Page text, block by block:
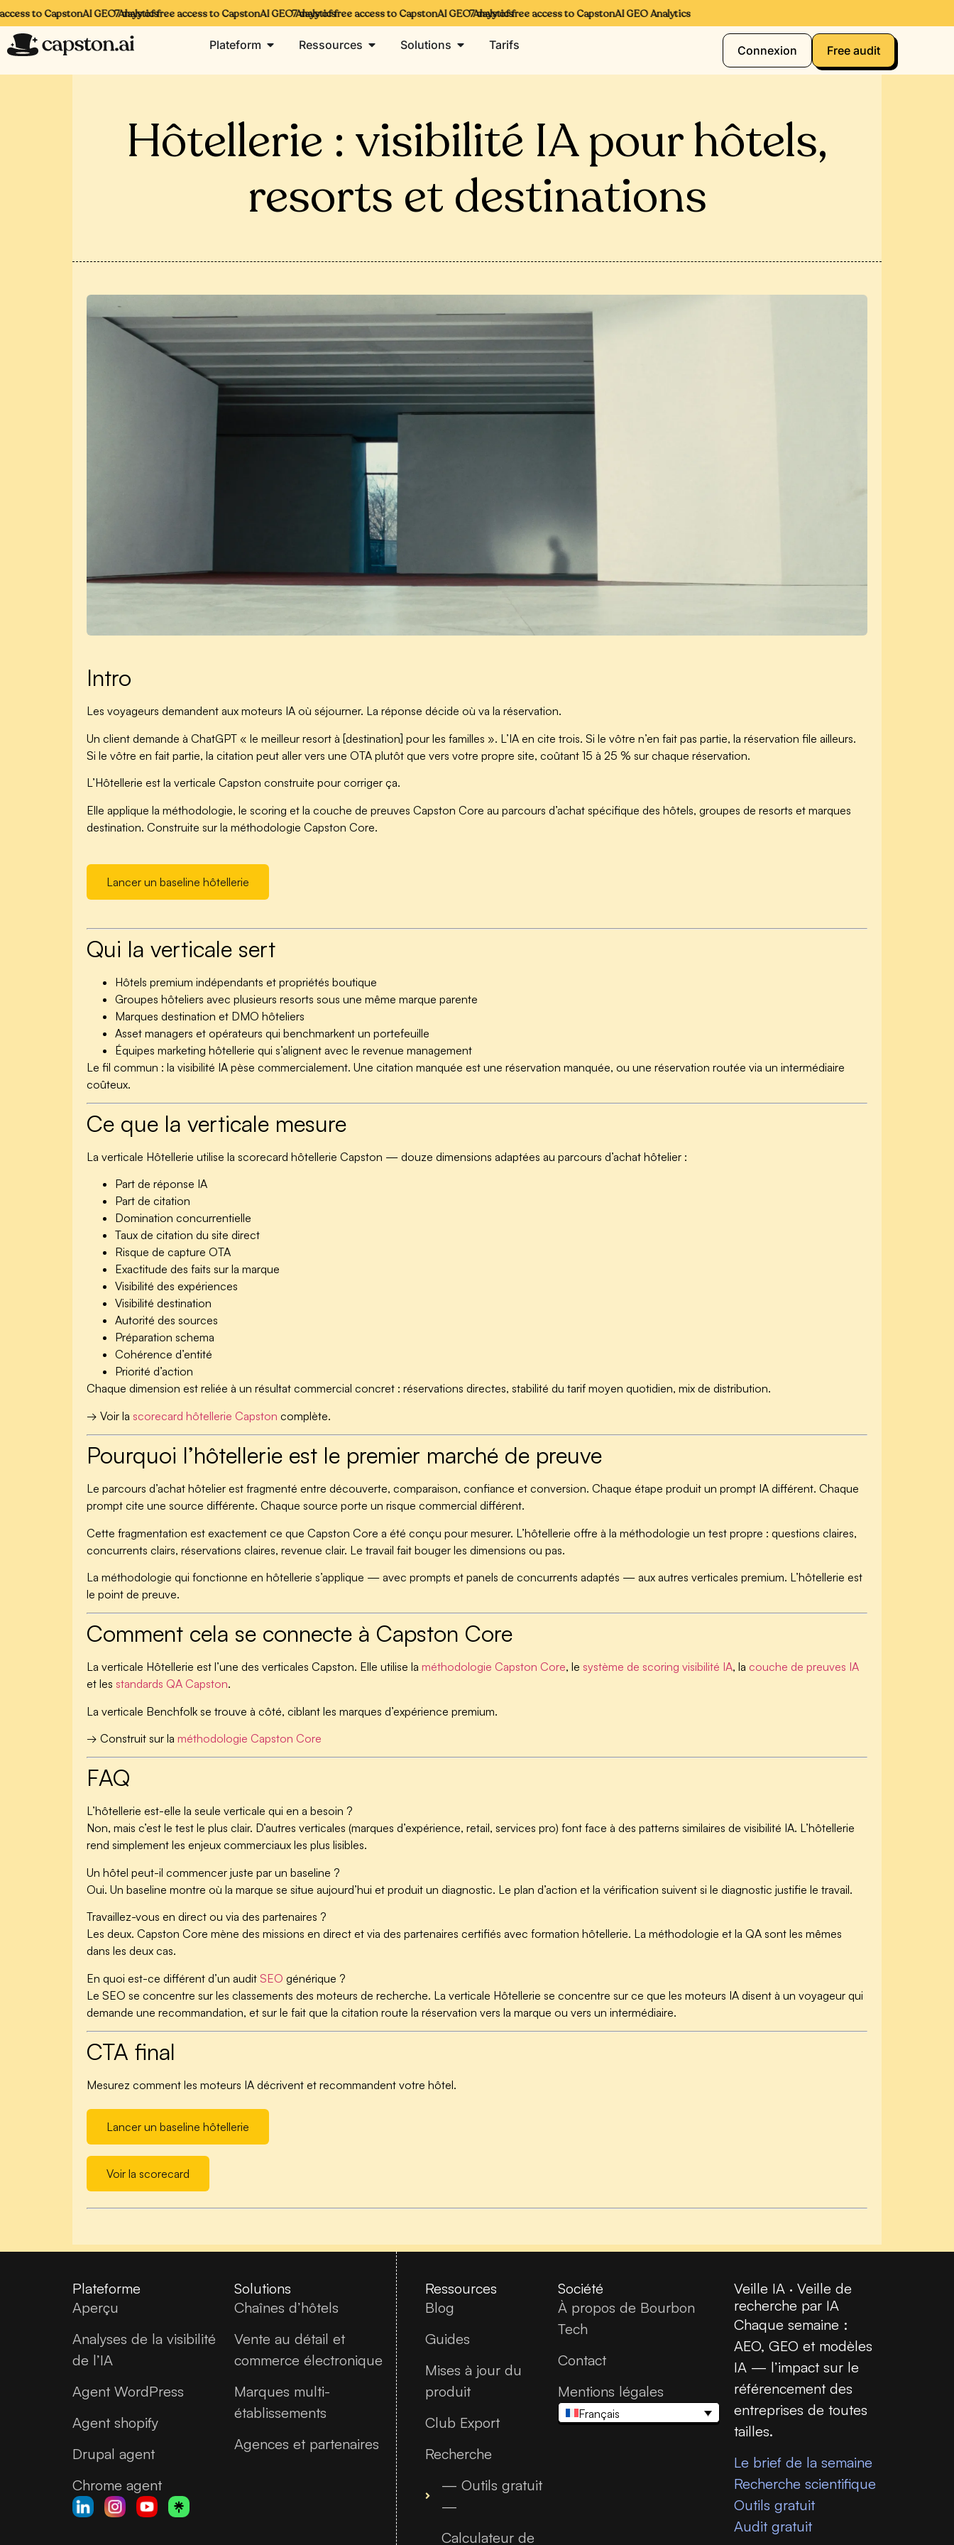
to CapstonAI GEO Analytics7 days of free access to CapstonAI GEO Analytics7 days of free access to CapstonAI GEO Analytics7 days of free access to CapstonAI GEO Analytics
Plateform Ressources Solutions Tarifs Connexion Free audit
Hôtellerie : visibilité IA pour hôtels,
resorts et destinations
Intro
Les voyageurs demandent aux moteurs IA où séjourner. La réponse décide où va la réservation.
Un client demande à ChatGPT « le meilleur resort à [destination] pour les familles ». L’IA en cite trois. Si le vôtre n’en fait pas partie, la réservation file ailleurs.
Si le vôtre en fait partie, la citation peut aller vers une OTA plutôt que vers votre propre site, coûtant 15 à 25 % sur chaque réservation.
L’Hôtellerie est la verticale Capston construite pour corriger ça.
Elle applique la méthodologie, le scoring et la couche de preuves Capston Core au parcours d’achat spécifique des hôtels, groupes de resorts et marques
destination. Construite sur la méthodologie Capston Core.
Lancer un baseline hôtellerie
Qui la verticale sert
Hôtels premium indépendants et propriétés boutique
Groupes hôteliers avec plusieurs resorts sous une même marque parente
Marques destination et DMO hôteliers
Asset managers et opérateurs qui benchmarkent un portefeuille
Équipes marketing hôtellerie qui s’alignent avec le revenue management
Le fil commun : la visibilité IA pèse commercialement. Une citation manquée est une réservation manquée, ou une réservation routée via un intermédiaire
coûteux.
Ce que la verticale mesure
La verticale Hôtellerie utilise la scorecard hôtellerie Capston — douze dimensions adaptées au parcours d’achat hôtelier :
Part de réponse IA
Part de citation
Domination concurrentielle
Taux de citation du site direct
Risque de capture OTA
Exactitude des faits sur la marque
Visibilité des expériences
Visibilité destination
Autorité des sources
Préparation schema
Cohérence d’entité
Priorité d’action
Chaque dimension est reliée à un résultat commercial concret : réservations directes, stabilité du tarif moyen quotidien, mix de distribution.
→ Voir la scorecard hôtellerie Capston complète.
Pourquoi l’hôtellerie est le premier marché de preuve
Le parcours d’achat hôtelier est fragmenté entre découverte, comparaison, confiance et conversion. Chaque étape produit un prompt IA différent. Chaque
prompt cite une source différente. Chaque source porte un risque commercial différent.
Cette fragmentation est exactement ce que Capston Core a été conçu pour mesurer. L’hôtellerie offre à la méthodologie un test propre : questions claires,
concurrents clairs, réservations claires, revenue clair. Le travail fait bouger les dimensions ou pas.
La méthodologie qui fonctionne en hôtellerie s’applique — avec prompts et panels de concurrents adaptés — aux autres verticales premium. L’hôtellerie est
le point de preuve.
Comment cela se connecte à Capston Core
La verticale Hôtellerie est l’une des verticales Capston. Elle utilise la méthodologie Capston Core, le système de scoring visibilité IA, la couche de preuves IA
et les standards QA Capston.
La verticale Benchfolk se trouve à côté, ciblant les marques d’expérience premium.
→ Construit sur la méthodologie Capston Core
FAQ
L’hôtellerie est-elle la seule verticale qui en a besoin ?
Non, mais c’est le test le plus clair. D’autres verticales (marques d’expérience, retail, services pro) font face à des patterns similaires de visibilité IA. L’hôtellerie
rend simplement les enjeux commerciaux les plus lisibles.
Un hôtel peut-il commencer juste par un baseline ?
Oui. Un baseline montre où la marque se situe aujourd’hui et produit un diagnostic. Le plan d’action et la vérification suivent si le diagnostic justifie le travail.
Travaillez-vous en direct ou via des partenaires ?
Les deux. Capston Core mène des missions en direct et via des partenaires certifiés avec formation hôtellerie. La méthodologie et la QA sont les mêmes
dans les deux cas.
En quoi est-ce différent d’un audit SEO générique ?
Le SEO se concentre sur les classements des moteurs de recherche. La verticale Hôtellerie se concentre sur ce que les moteurs IA disent à un voyageur qui
demande une recommandation, et sur le fait que la citation route la réservation vers la marque ou vers un intermédiaire.
CTA final
Mesurez comment les moteurs IA décrivent et recommandent votre hôtel.
Lancer un baseline hôtellerie
Voir la scorecard
Plateforme
Aperçu
Analyses de la visibilité
de l’IA
Agent WordPress
Agent shopify
Drupal agent
Chrome agent
Solutions
Chaînes d’hôtels
Vente au détail et
commerce électronique
Marques multi-
établissements
Agences et partenaires
Ressources
Blog
Guides
Mises à jour du
produit
Club Export
Recherche
— Outils gratuit
—
Calculateur de
Société
À propos de Bourbon
Tech
Contact
Mentions légales
Français
Veille IA · Veille de
recherche par IA
Chaque semaine :
AEO, GEO et modèles
IA — l’impact sur le
référencement des
entreprises de toutes
tailles.
Le brief de la semaine
Recherche scientifique
Outils gratuit
Audit gratuit